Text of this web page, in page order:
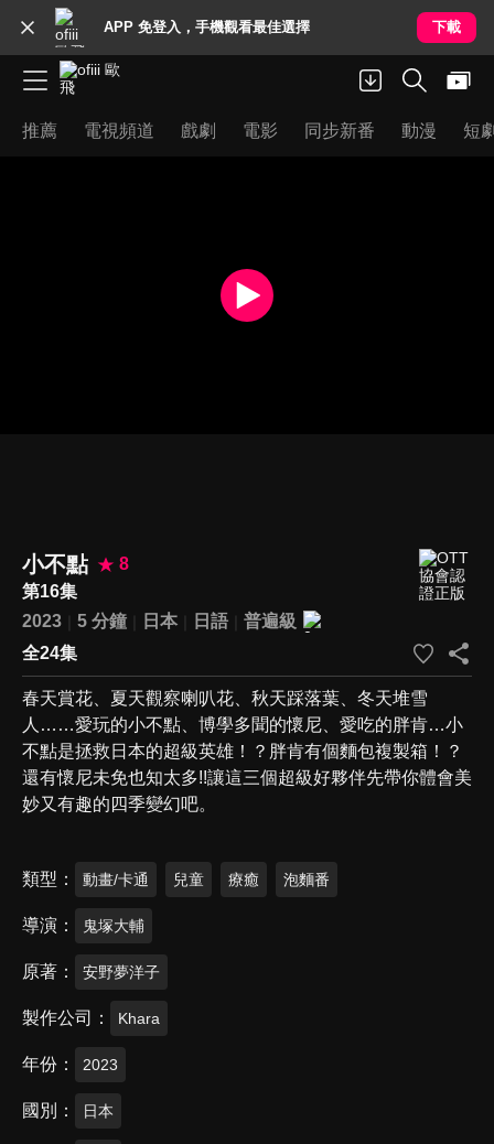
APP 免登入，手機觀看最佳選擇 下載
推薦 電視頻道 戲劇 電影 同步新番 動漫 短
小不點
8
第16集
2023
5 分鐘 日本 日語
普遍級
全24集
春天賞花、夏天觀察喇叭花、秋天踩落葉、冬天堆雪
人……愛玩的小不點、博學多聞的懷尼、愛吃的胖肯…小
不點是拯救日本的超級英雄！？胖肯有個麵包複製箱！？
還有懷尼未免也知太多!!讓這三個超級好夥伴先帶你體會美
妙又有趣的四季變幻吧。
類型 動畫/卡通 兒童 療癒 泡麵番
導演 鬼塚大輔
原著 安野夢洋子
製作公司 Khara
年份 2023
國別 日本